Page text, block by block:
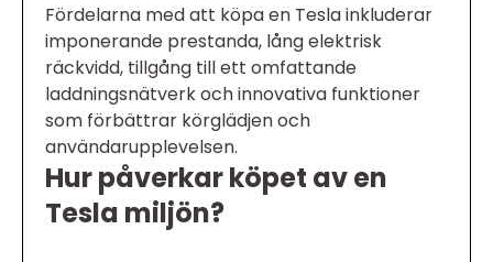
Fördelarna med att köpa en Tesla inkluderar
imponerande prestanda, lång elektrisk
räckvidd, tillgång till ett omfattande
laddningsnätverk och innovativa funktioner
som förbättrar körglädjen och
användarupplevelsen.
Hur påverkar köpet av en
Tesla miljön?